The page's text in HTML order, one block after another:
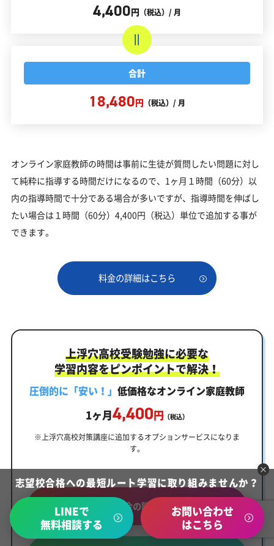
4,400円 （税込）/ 月
合計
18,480円 （税込）/ 月
オンライン家庭教師の時間は事前に生徒が質問したい問題に対し
て純粋に指導する時間だけになるので、1ヶ月１時間（60分）以
内の指導時間で十分である場合が多いですが、指導時間を伸ばし
たい場合は１時間（60分）4,400円（税込）単位で追加する事が
できます。
料金の詳細はこちら
上浮穴高校受験勉強に必要な
学習内容をピンポイントで解決！
圧倒的に「安い！」 低価格なオンライン家庭教師
1ヶ月4,400円 （税込）
※上浮穴高校対策講座に追加するオプションサービスになりま
す。
料金の詳細
志望校合格への最短ルート学習に取り組みませんか？
LINEで
無料相談する
お問い合わせ
はこちら